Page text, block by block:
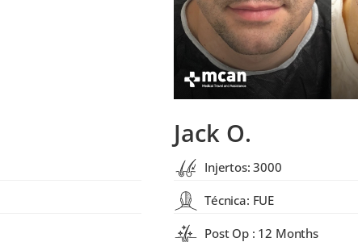
Jack O.
Injertos: 3000
Técnica: FUE
Post Op : 12 Months